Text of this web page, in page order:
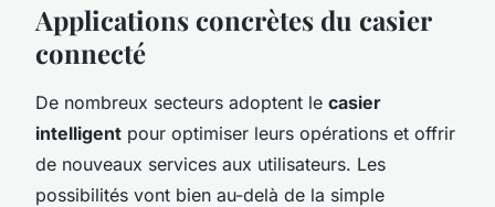
Applications concrètes du casier
connecté
De nombreux secteurs adoptent le casier
intelligent pour optimiser leurs opérations et offrir
de nouveaux services aux utilisateurs. Les
possibilités vont bien au-delà de la simple